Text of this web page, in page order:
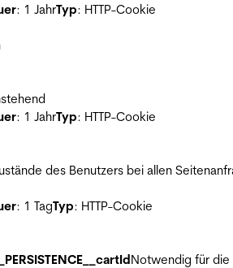
: 1 JahrTyp: HTTP-Cookie
: 1 JahrTyp: HTTP-Cookie
des Benutzers bei allen
: 1 TagTyp: HTTP-Cookie
Notwendig für die